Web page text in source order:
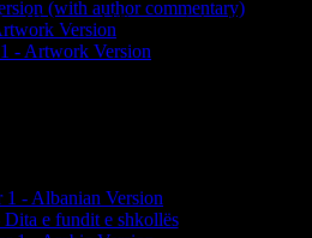
(with author commentary)
- Artwork Version
e fundit e shkollës
Wormworld® is a registered